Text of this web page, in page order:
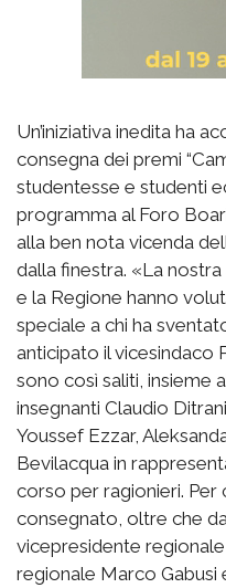
Un’iniziativa inedita ha
consegna dei premi
studentesse e studenti
programma al Foro
alla ben nota vicenda
dalla finestra. «La
e la Regione hanno
speciale a chi ha
anticipato il vicesindaco
sono così saliti, insieme
insegnanti Claudio
Youssef Ezzar,
Bevilacqua in
corso per ragionieri.
consegnato, oltre che
vicepresidente regionale
regionale Marco Gabusi